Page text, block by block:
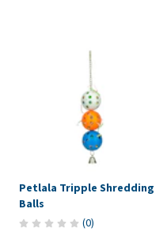
Petlala Tripple Shredding
Balls
(0)